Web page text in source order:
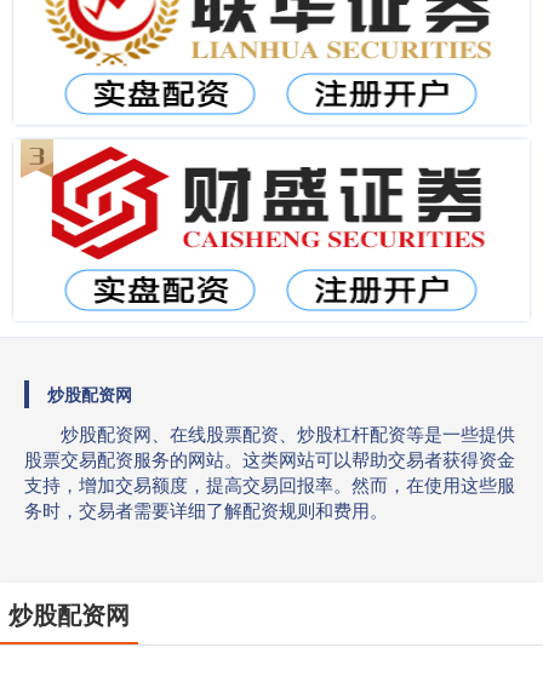
炒股配资网
炒股配资网、在线股票配资、炒股杠杆配资等是一些提供
股票交易配资服务的网站。这类网站可以帮助交易者获得资金
支持，增加交易额度，提高交易回报率。然而，在使用这些服
务时，交易者需要详细了解配资规则和费用。
炒股配资网